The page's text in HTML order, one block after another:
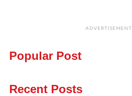
ADVERTISEMENT
Popular Post
Recent Posts